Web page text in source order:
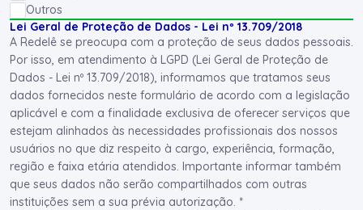
Outros
Lei Geral de Proteção de Dados - Lei nº 13.709/2018
A Redelê se preocupa com a proteção de seus dados pessoais.
Por isso, em atendimento à LGPD (Lei Geral de Proteção de
Dados - Lei nº 13.709/2018), informamos que tratamos seus
dados fornecidos neste formulário de acordo com a legislação
aplicável e com a finalidade exclusiva de oferecer serviços que
estejam alinhados às necessidades profissionais dos nossos
usuários no que diz respeito à cargo, experiência, formação,
região e faixa etária atendidos. Importante informar também
que seus dados não serão compartilhados com outras
instituições sem a sua prévia autorização. *